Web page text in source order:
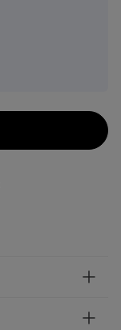
Bucolique,